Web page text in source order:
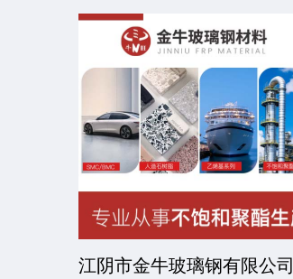
江阴市金牛玻璃钢有限公司